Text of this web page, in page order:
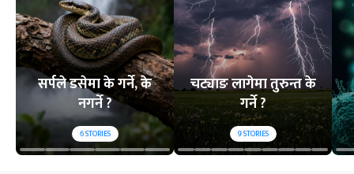
सर्पले डसेमा के गर्ने, के
नगर्ने ?
6STORIES
चट्याङ लागेमा तुरुन्त के
गर्ने ?
9STORIES